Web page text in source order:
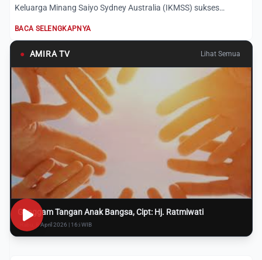
Keluarga Minang Saiyo Sydney Australia (IKMSS) sukses
BACA SELENGKAPNYA
● AMIRA TV Lihat Semua
Genggam Tangan Anak Bangsa, Cipt: Hj. Ratmiwati
Rabu, 8 April 2026 | 16:i WIB